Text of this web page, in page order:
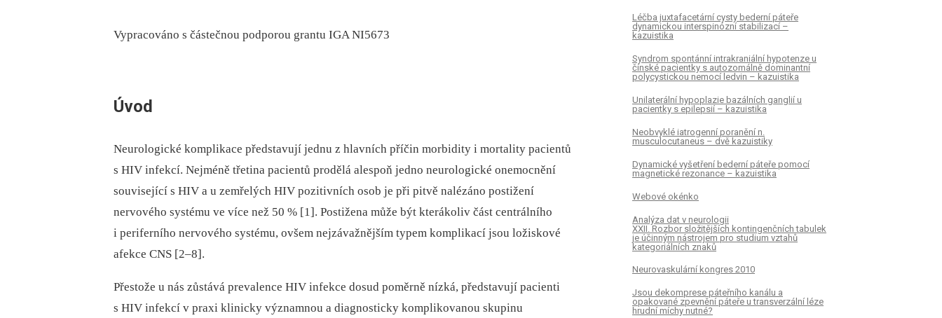
Vypracováno s částečnou podporou grantu IGA NI5673
Úvod
Neurologické komplikace představují jednu z hlavních příčin morbidity i mortality pacientů
s HIV infekcí. Nejméně třetina pacientů prodělá alespoň jedno neurologické onemocnění
související s HIV a u zemřelých HIV pozitivních osob je při pitvě nalézáno postižení
nervového systému ve více než 50 % [1]. Postižena může být kterákoliv část centrálního
i periferního nervového systému, ovšem nejzávažnějším typem komplikací jsou ložiskové
afekce CNS [2–8].
Přestože u nás zůstává prevalence HIV infekce dosud poměrně nízká, představují pacienti
s HIV infekcí v praxi klinicky významnou a diagnosticky komplikovanou skupinu
Léčba juxtafacetární cysty bederní páteře
dynamickou interspinózní stabilizací –
kazuistika
Syndrom spontánní intrakraniální hypotenze u
čínské pacientky s autozomálně dominantní
polycystickou nemocí ledvin – kazuistika
Unilaterální hypoplazie bazálních ganglií u
pacientky s epilepsií – kazuistika
Neobvyklé iatrogenní poranění n.
musculocutaneus – dvě kazuistiky
Dynamické vyšetření bederní páteře pomocí
magnetické rezonance – kazuistika
Webové okénko
Analýza dat v neurologii
XXII. Rozbor složitějších kontingenčních tabulek
je účinným nástrojem pro studium vztahů
kategoriálních znaků
Neurovaskulární kongres 2010
Jsou dekomprese páteřního kanálu a
opakované zpevnění páteře u transverzální léze
hrudní míchy nutné?